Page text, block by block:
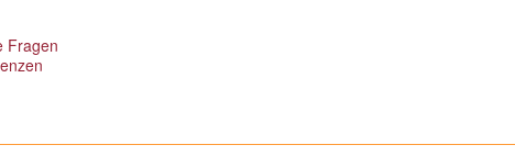
Fragen